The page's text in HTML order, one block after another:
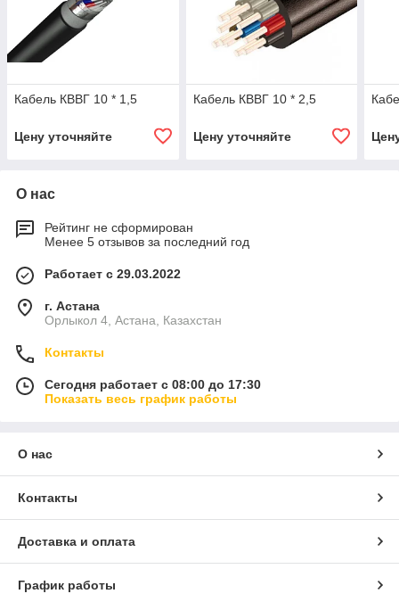
Кабель КВВГ 10 * 1,5
Цену уточняйте
Кабель КВВГ 10 * 2,5
Цену уточняйте
О нас
Рейтинг не сформирован
Менее 5 отзывов за последний год
Работает с 29.03.2022
г. Астана
Орлыкол 4, Астана, Казахстан
Контакты
Сегодня работает с 08:00 до 17:30
Показать весь график работы
О нас
Контакты
Доставка и оплата
График работы